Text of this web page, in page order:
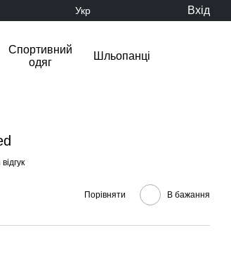
Укр Вхід
Спортивний
одяг
Шльопанці
Порівняти В бажання